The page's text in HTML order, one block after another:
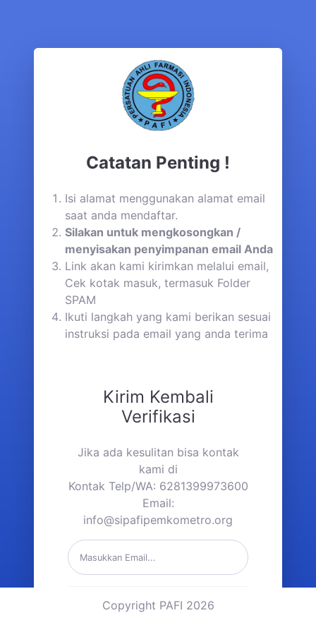
Catatan Penting !
Isi alamat menggunakan alamat email
saat anda mendaftar.
Silakan untuk mengkosongkan /
menyisakan penyimpanan email Anda
Link akan kami kirimkan melalui email,
Cek kotak masuk, termasuk Folder
SPAM
Ikuti langkah yang kami berikan sesuai
instruksi pada email yang anda terima
Kirim Kembali
Verifikasi
Jika ada kesulitan bisa kontak
kami di
Kontak Telp/WA: 6281399973600
Email:
info@sipafipemkometro.org
Kirim Link Verifikasi
Copyright PAFI 2026